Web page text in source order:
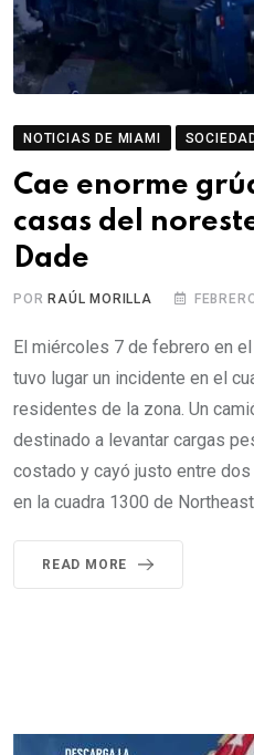
NOTICIAS DE MIAMI
Cae enorme
casas del
Dade
POR RAÚL MORILLA
El miércoles 7 de febrero en
tuvo lugar un incidente en el
residentes de la zona. Un
destinado a levantar cargas
costado y cayó justo entre
en la cuadra 1300 de
READ MORE